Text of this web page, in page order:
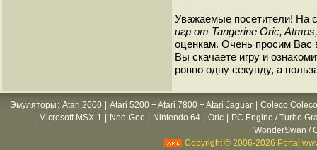
Уважаемые посетители! На
игр от Tangerine Oric,
оценкам. Очень просим Вас
Вы скачаете игру и
ровно одну секунду, а
Эмуляторы : Atari 2600 Atari 5200 + Atari 7800 + Atari Jaguar
Coleco
Microsoft MSX-1 Neo-Geo Nintendo 64 Oric
PC Engine / Turbo
WonderSwan /
Copyright © 2006-2026 Portal